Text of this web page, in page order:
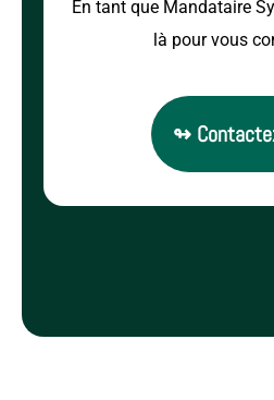
En tant que Mandataire
là pour vous
↬